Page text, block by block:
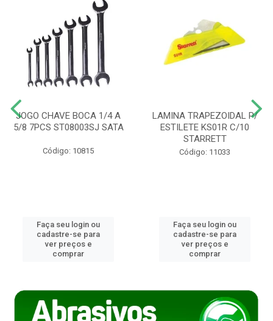
JOGO CHAVE BOCA 1/4 A
5/8 7PCS ST08003SJ SATA
Código: 10815
Faça seu login ou
cadastre-se para
ver preços e
comprar
LAMINA TRAPEZOIDAL P/
ESTILETE KS01R C/10
STARRETT
Código: 11033
Faça seu login ou
cadastre-se para
ver preços e
comprar